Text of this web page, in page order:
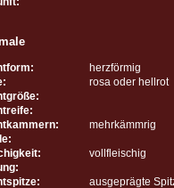
herzförmig
rosa oder hellrot
mehrkämmrig
vollfleischig
ausgeprägte